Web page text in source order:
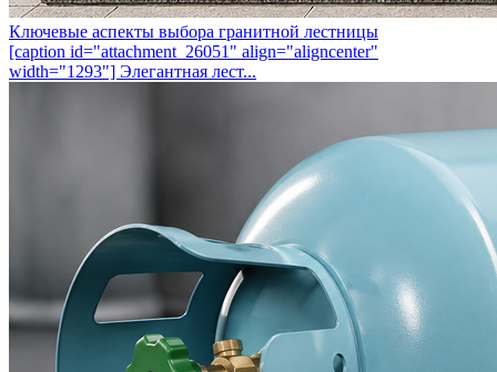
Ключевые аспекты выбора гранитной лестницы
[caption id="attachment_26051" align="aligncenter"
width="1293"] Элегантная лест...